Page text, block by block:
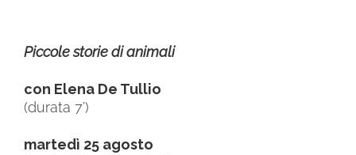
Piccole storie di animali
con Elena De Tullio
(durata 7’)
martedì 25 agosto